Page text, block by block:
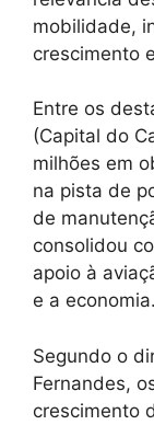
mobilidade,
crescimento
Entre os
(Capital do
milhões em
na pista de
de
consolidou
apoio à
e a economia.
Segundo o
Fernandes,
crescimento